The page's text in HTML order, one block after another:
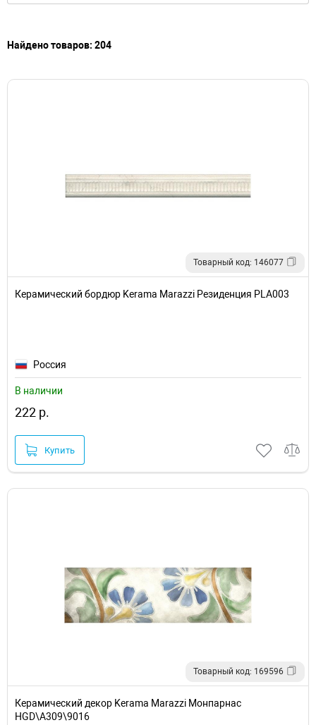
Найдено товаров: 204
Товарный код: 146077
Керамический бордюр Kerama Marazzi Резиденция PLA003
Россия
В наличии
222 р.
Купить
Товарный код: 169596
Керамический декор Kerama Marazzi Монпарнас
HGD\A309\9016